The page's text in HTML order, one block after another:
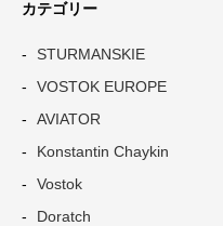
カテゴリー
STURMANSKIE
VOSTOK EUROPE
AVIATOR
Konstantin Chaykin
Vostok
Doratch